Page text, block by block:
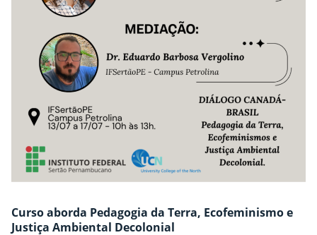
Curso aborda Pedagogia da Terra, Ecofeminismo e
Justiça Ambiental Decolonial